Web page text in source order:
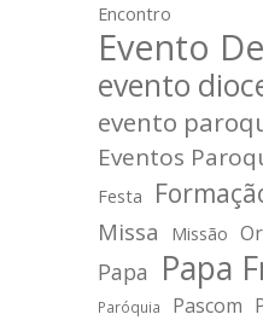
Encontro
Evento
evento
evento
Eventos
Festa
Missa Missão
Papa Papa
Paróquia Pascom